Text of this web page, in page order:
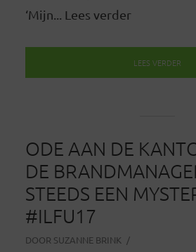
‘Mijn... Lees verder
LEES VERDER
ODE AAN DE
DE
STEEDS EEN
#ILFU17
DOOR SUZANNE BRINK